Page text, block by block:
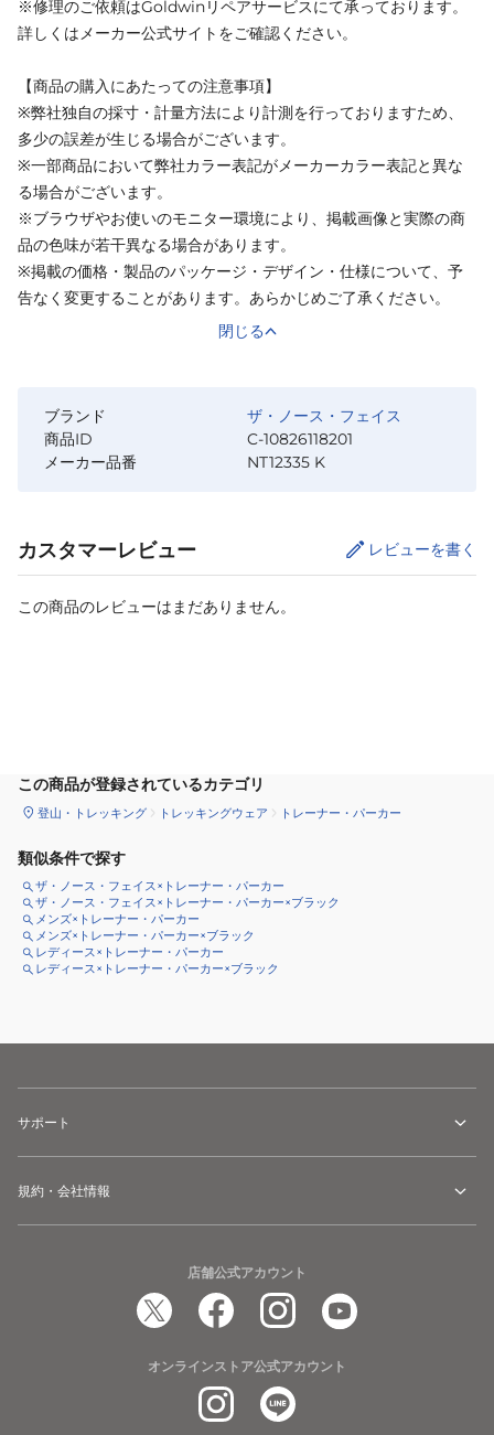
※修理のご依頼はGoldwinリペアサービスにて承っております。
詳しくはメーカー公式サイトをご確認ください。
【商品の購入にあたっての注意事項】
※弊社独自の採寸・計量方法により計測を行っておりますため、
多少の誤差が生じる場合がございます。
※一部商品において弊社カラー表記がメーカーカラー表記と異な
る場合がございます。
※ブラウザやお使いのモニター環境により、掲載画像と実際の商
品の色味が若干異なる場合があります。
※掲載の価格・製品のパッケージ・デザイン・仕様について、予
告なく変更することがあります。あらかじめご了承ください。
閉じる
ブランド
ザ・ノース・フェイス
商品ID
C-10826118201
メーカー品番
NT12335 K
カスタマーレビュー レビューを書く
この商品のレビューはまだありません。
この商品が登録されているカテゴリ
登山・トレッキング トレッキングウェア トレーナー・パーカー
類似条件で探す
ザ・ノース・フェイス×トレーナー・パーカー
ザ・ノース・フェイス×トレーナー・パーカー×ブラック
メンズ×トレーナー・パーカー
メンズ×トレーナー・パーカー×ブラック
レディース×トレーナー・パーカー
レディース×トレーナー・パーカー×ブラック
サポート
規約・会社情報
店舗公式アカウント
オンラインストア公式アカウント